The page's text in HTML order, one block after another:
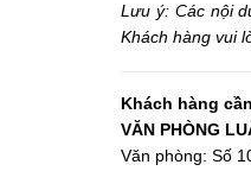
Lưu ý: Các nội
Khách hàng vui
Khách hàng
VĂN PHÒNG
Văn phòng: Số